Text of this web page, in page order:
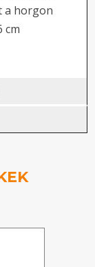
a horgon
cm